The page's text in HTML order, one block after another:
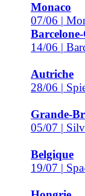
Monaco
07/06 |
14/06 |
Autriche
28/06 |
Grande-
05/07 |
Belgique
19/07 |